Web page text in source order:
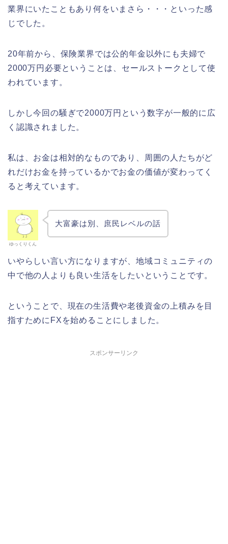
業界にいたこともあり何をいまさら・・・といった感
じでした。
20年前から、保険業界では公的年金以外にも夫婦で
2000万円必要ということは、セールストークとして使
われています。
しかし今回の騒ぎで2000万円という数字が一般的に広
く認識されました。
私は、お金は相対的なものであり、周囲の人たちがど
れだけお金を持っているかでお金の価値が変わってく
ると考えています。
ゆっくりくん
大富豪は別、庶民レベルの話
いやらしい言い方になりますが、地域コミュニティの
中で他の人よりも良い生活をしたいということです。
ということで、現在の生活費や老後資金の上積みを目
指すためにFXを始めることにしました。
スポンサーリンク